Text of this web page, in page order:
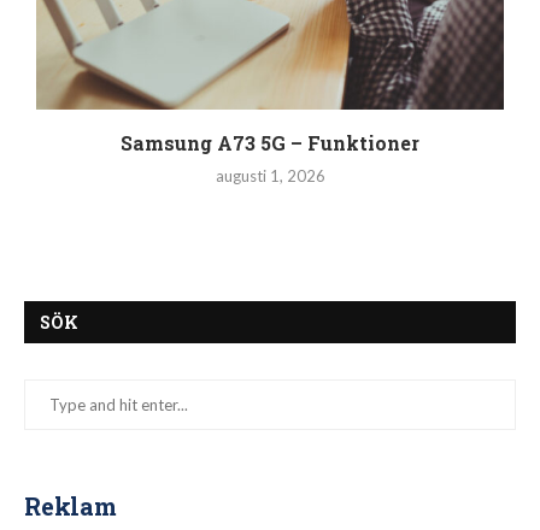
Samsung A73 5G – Funktioner
augusti 1, 2026
SÖK
Reklam